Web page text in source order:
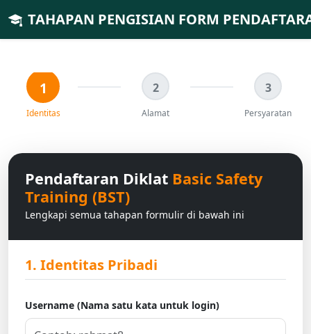
TAHAPAN PENGISIAN FORM
1
Identitas
2
Alamat
3
Persyaratan
Pendaftaran Diklat Basic Safety
Training (BST)
Lengkapi semua tahapan formulir di bawah ini
1. Identitas Pribadi
Username (Nama satu kata untuk login)